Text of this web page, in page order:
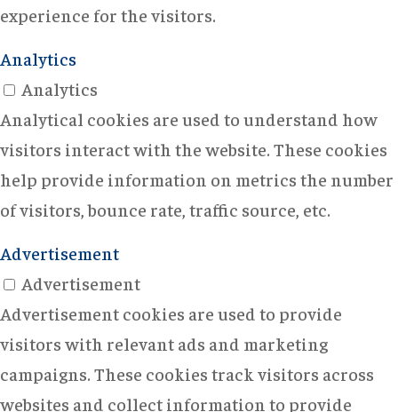
experience for the visitors.
Analytics
Analytics
Analytical cookies are used to understand how
visitors interact with the website. These cookies
help provide information on metrics the number
of visitors, bounce rate, traffic source, etc.
Advertisement
Advertisement
Advertisement cookies are used to provide
visitors with relevant ads and marketing
campaigns. These cookies track visitors across
websites and collect information to provide